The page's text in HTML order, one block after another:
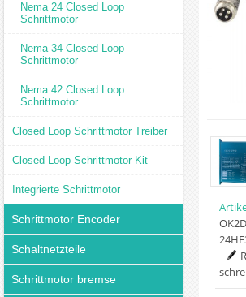
Nema 24 Closed Loop
Schrittmotor
Nema 34 Closed Loop
Schrittmotor
Nema 42 Closed Loop
Schrittmotor
Closed Loop Schrittmotor Treiber
Closed Loop Schrittmotor Kit
Integrierte Schrittmotor
Schrittmotor Encoder
Schaltnetzteile
Schrittmotor bremse